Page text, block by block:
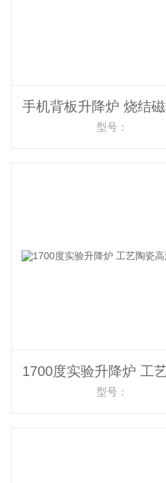
型号：
型号：